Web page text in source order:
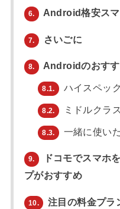
6. Android格安ス
7. さいごに
8. Androidのおす
8.1. ハイスペッ
8.2. ミドルクラ
8.3. 一緒に使い
9.
ドコモでスマホ
プがおすすめ
10.
注目の料金プラ